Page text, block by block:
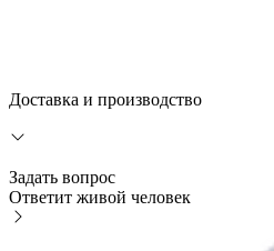
Доставка и производство
Задать вопрос
Ответит живой человек